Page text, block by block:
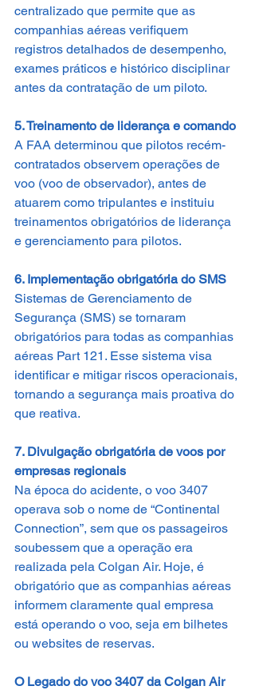
centralizado que permite que as
companhias aéreas verifiquem
registros detalhados de desempenho,
exames práticos e histórico disciplinar
antes da contratação de um piloto.
5. Treinamento de liderança e comando
A FAA determinou que pilotos recém-
contratados observem operações de
voo (voo de observador), antes de
atuarem como tripulantes e instituiu
treinamentos obrigatórios de liderança
e gerenciamento para pilotos.
6. Implementação obrigatória do SMS
Sistemas de Gerenciamento de
Segurança (SMS) se tornaram
obrigatórios para todas as companhias
aéreas Part 121. Esse sistema visa
identificar e mitigar riscos operacionais,
tornando a segurança mais proativa do
que reativa.
7. Divulgação obrigatória de voos por
empresas regionais
Na época do acidente, o voo 3407
operava sob o nome de “Continental
Connection”, sem que os passageiros
soubessem que a operação era
realizada pela Colgan Air. Hoje, é
obrigatório que as companhias aéreas
informem claramente qual empresa
está operando o voo, seja em bilhetes
ou websites de reservas.
O Legado do voo 3407 da Colgan Air